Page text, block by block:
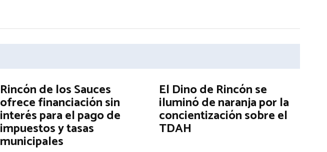
Rincón de los Sauces
ofrece financiación sin
interés para el pago de
impuestos y tasas
municipales
El Dino de Rincón se
iluminó de naranja por la
concientización sobre el
TDAH